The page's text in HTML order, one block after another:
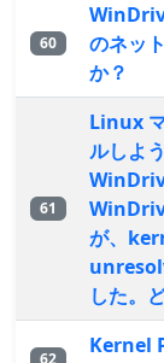
60
のネッ
か？
61
Linux
ルしよ
が、
した。
62
Kernel